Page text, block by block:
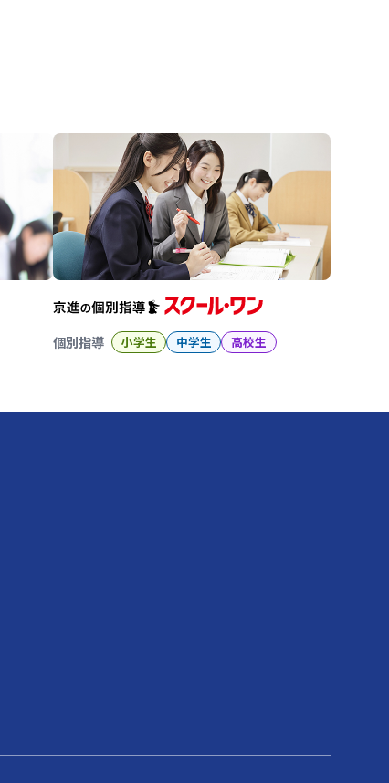
個別指導 小学生 中学生 高校生